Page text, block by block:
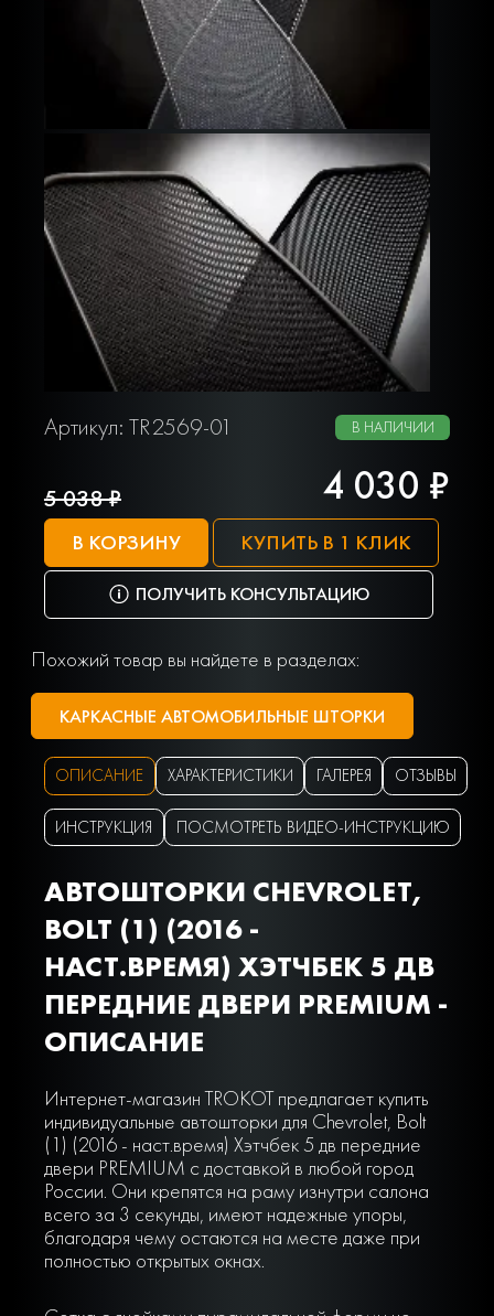
Артикул: TR2569-01 В НАЛИЧИИ
5 038 ₽ 4 030 ₽
В КОРЗИНУ КУПИТЬ В 1 КЛИК
ПОЛУЧИТЬ КОНСУЛЬТАЦИЮ
Похожий товар вы найдете в разделах:
КАРКАСНЫЕ АВТОМОБИЛЬНЫЕ ШТОРКИ
ОПИСАНИЕ ХАРАКТЕРИСТИКИ ГАЛЕРЕЯ ОТЗЫВЫ
ИНСТРУКЦИЯ ПОСМОТРЕТЬ ВИДЕО-ИНСТРУКЦИЮ
АВТОШТОРКИ CHEVROLET,
BOLT (1) (2016 -
НАСТ.ВРЕМЯ) ХЭТЧБЕК 5 ДВ
ПЕРЕДНИЕ ДВЕРИ PREMIUM -
ОПИСАНИЕ
Интернет-магазин TROKOT предлагает купить
индивидуальные автошторки для Chevrolet, Bolt
(1) (2016 - наст.время) Хэтчбек 5 дв передние
двери PREMIUM с доставкой в любой город
России. Они крепятся на раму изнутри салона
всего за 3 секунды, имеют надежные упоры,
благодаря чему остаются на месте даже при
полностью открытых окнах.